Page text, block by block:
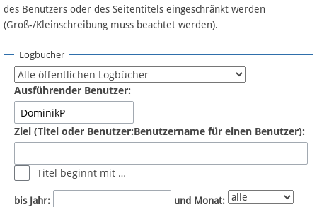
FAQ
Fördermitglied werden
Fehler melden
Newsletter
des Benutzers oder des Seitentitels eingeschränkt werden
(Groß-/Kleinschreibung muss beachtet werden).
Logbücher
Ausführender Benutzer:
Ziel (Titel oder Benutzer:Benutzername für einen Benutzer):
Titel beginnt mit …
bis Jahr: und Monat: